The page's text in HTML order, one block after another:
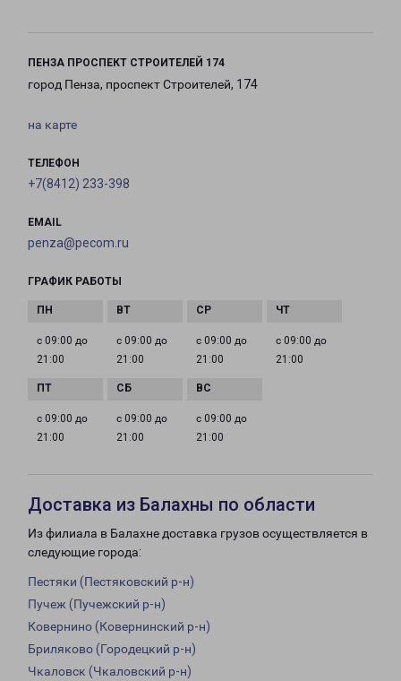
ПЕНЗА ПРОСПЕКТ СТРОИТЕЛЕЙ 174
город Пенза, проспект Строителей, 174
на карте
ТЕЛЕФОН
+7(8412) 233-398
EMAIL
penza@pecom.ru
ГРАФИК РАБОТЫ
с 09:00 до
21:00
с 09:00 до
21:00
с 09:00 до
21:00
с 09:00 до
21:00
с 09:00 до
21:00
с 09:00 до
21:00
с 09:00 до
21:00
Доставка из Балахны по области
Из филиала в Балахне доставка грузов осуществляется в
следующие города:
Пестяки (Пестяковский р-н)
Пучеж (Пучежский р-н)
Ковернино (Ковернинский р-н)
Бриляково (Городецкий р-н)
Чкаловск (Чкаловский р-н)